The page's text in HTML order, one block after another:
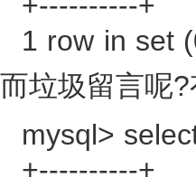
1 row in set
而垃圾留言呢
mysql>
+----------+